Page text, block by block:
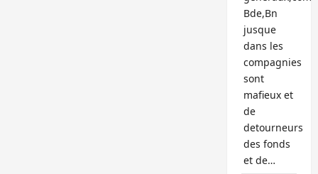
Bde,Bn
jusque
dans les
compagnies
sont
mafieux et
de
detourneurs
des fonds
et de…